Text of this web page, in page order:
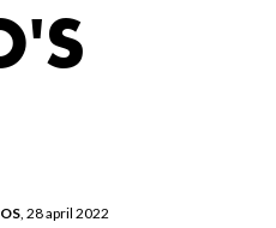
, 28 april 2022